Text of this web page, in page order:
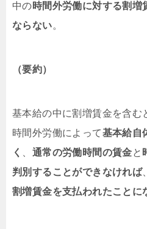
中の時間外労働に対する割増
ならない。
（要約）
基本給の中に割増賃金を含む
時間外労働によって基本給自
く
通常の労働時間の賃金と
判別することができなければ
割増賃金を支払われたことに